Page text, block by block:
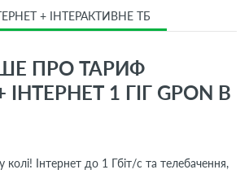
+ ІНТЕРАКТИВНЕ ТБ
ПРО ТАРИФ
1 ГІГ GPON В
колі! Інтернет до 1 Гбіт/с та телебачення,